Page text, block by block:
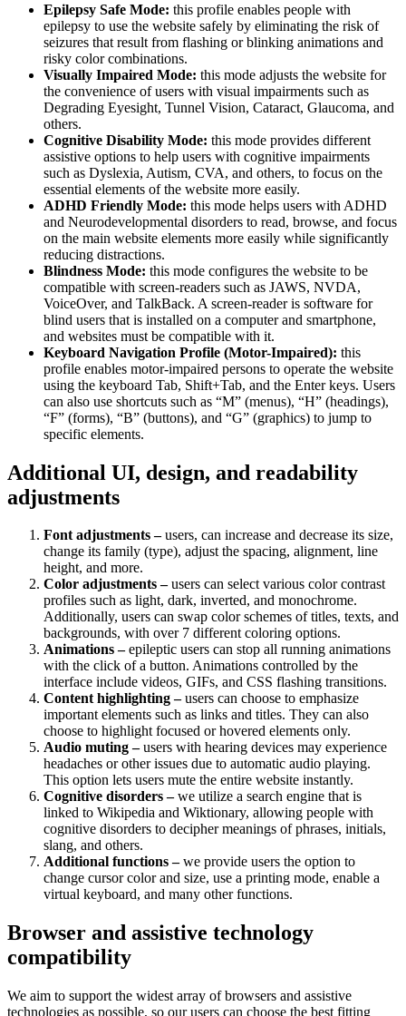
Epilepsy Safe Mode: this profile enables people with
epilepsy to use the website safely by eliminating the risk of
seizures that result from flashing or blinking animations and
risky color combinations.
Visually Impaired Mode: this mode adjusts the website for
the convenience of users with visual impairments such as
Degrading Eyesight, Tunnel Vision, Cataract, Glaucoma, and
others.
Cognitive Disability Mode: this mode provides different
assistive options to help users with cognitive impairments
such as Dyslexia, Autism, CVA, and others, to focus on the
essential elements of the website more easily.
ADHD Friendly Mode: this mode helps users with ADHD
and Neurodevelopmental disorders to read, browse, and focus
on the main website elements more easily while significantly
reducing distractions.
Blindness Mode: this mode configures the website to be
compatible with screen-readers such as JAWS, NVDA,
VoiceOver, and TalkBack. A screen-reader is software for
blind users that is installed on a computer and smartphone,
and websites must be compatible with it.
Keyboard Navigation Profile (Motor-Impaired): this
profile enables motor-impaired persons to operate the website
using the keyboard Tab, Shift+Tab, and the Enter keys. Users
can also use shortcuts such as “M” (menus), “H” (headings),
“F” (forms), “B” (buttons), and “G” (graphics) to jump to
specific elements.
Additional UI, design, and readability
adjustments
Font adjustments –users, can increase and decrease its size,
change its family (type), adjust the spacing, alignment, line
height, and more.
Color adjustments –users can select various color contrast
profiles such as light, dark, inverted, and monochrome.
Additionally, users can swap color schemes of titles, texts, and
backgrounds, with over 7 different coloring options.
Animations –epileptic users can stop all running animations
with the click of a button. Animations controlled by the
interface include videos, GIFs, and CSS flashing transitions.
Content highlighting –users can choose to emphasize
important elements such as links and titles. They can also
choose to highlight focused or hovered elements only.
Audio muting –users with hearing devices may experience
headaches or other issues due to automatic audio playing.
This option lets users mute the entire website instantly.
Cognitive disorders –we utilize a search engine that is
linked to Wikipedia and Wiktionary, allowing people with
cognitive disorders to decipher meanings of phrases, initials,
slang, and others.
Additional functions –we provide users the option to
change cursor color and size, use a printing mode, enable a
virtual keyboard, and many other functions.
Browser and assistive technology
compatibility
We aim to support the widest array of browsers and assistive
technologies as possible, so our users can choose the best fitting